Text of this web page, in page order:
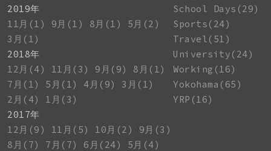
2019年
11月(1)
9月(1) 8月(1)
5月(2)
3月(1)
2018年
12月(4)
11月(3) 9月(9)
8月(1)
7月(1)
5月(1) 4月(9)
3月(1)
2月(4)
1月(3)
2017年
12月(9)
11月(5) 10月(2)
9月(3)
8月(7)
7月(7) 6月(24)
5月(4)
School Days(29)
Sports(24)
Travel(51)
University(24)
Working(16)
Yokohama(65)
YRP(16)